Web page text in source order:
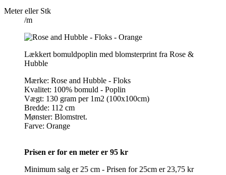
Meter eller Stk
/m
Lækkert bomuldpoplin med blomsterprint fra Rose &
Hubble
Mærke: Rose and Hubble - Floks
Kvalitet: 100% bomuld - Poplin
Vægt: 130 gram per 1m2 (100x100cm)
Bredde: 112 cm
Mønster: Blomstret.
Farve: Orange
Prisen er for en meter er 95 kr
Minimum salg er 25 cm - Prisen for 25cm er 23,75 kr